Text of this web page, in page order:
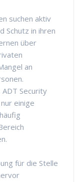
suchen aktiv
Schutz in ihren
über
an
Security
einige
für die Stelle